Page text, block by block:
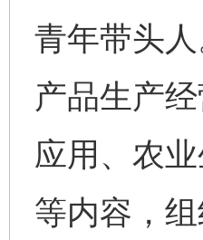
青年带头
产品生产
应用、农
等内容，